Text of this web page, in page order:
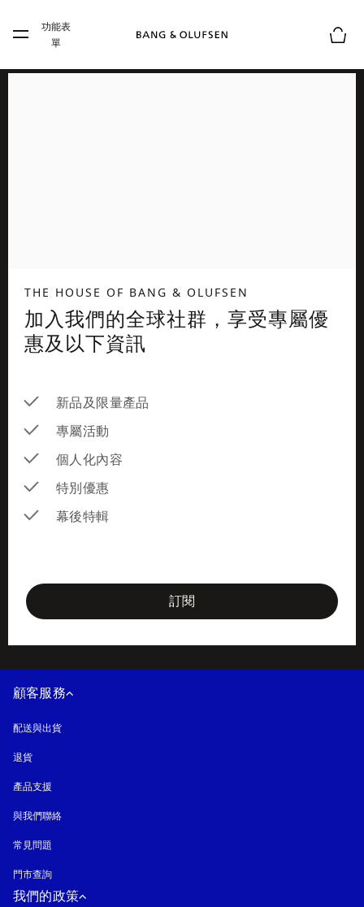
Skip to main footer
功能表
單
THE HOUSE OF BANG & OLUFSEN
加入我們的全球社群，享受專屬優
惠及以下資訊
新品及限量產品
專屬活動
個人化內容
特別優惠
幕後特輯
訂閱
顧客服務
配送與出貨
退貨
產品支援
與我們聯絡
常見問題
門市查詢
我們的政策